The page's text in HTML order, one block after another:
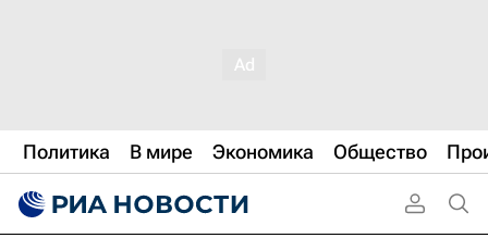
Политика В мире Экономика Общество